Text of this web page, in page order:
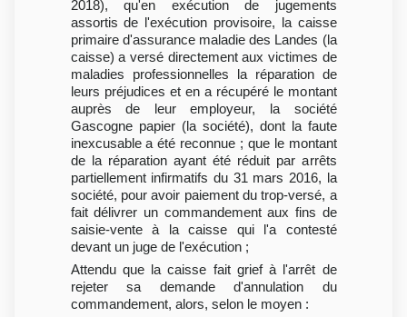
2018), qu'en exécution de jugements
assortis de l'exécution provisoire, la caisse
primaire d'assurance maladie des Landes (la
caisse) a versé directement aux victimes de
maladies professionnelles la réparation de
leurs préjudices et en a récupéré le montant
auprès de leur employeur, la société
Gascogne papier (la société), dont la faute
inexcusable a été reconnue ; que le montant
de la réparation ayant été réduit par arrêts
partiellement infirmatifs du 31 mars 2016, la
société, pour avoir paiement du trop-versé, a
fait délivrer un commandement aux fins de
saisie-vente à la caisse qui l'a contesté
devant un juge de l'exécution ;
Attendu que la caisse fait grief à l'arrêt de
rejeter sa demande d'annulation du
commandement, alors, selon le moyen :